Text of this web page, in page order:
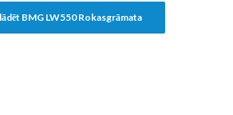
BMG LW550 Rokasgrāmata